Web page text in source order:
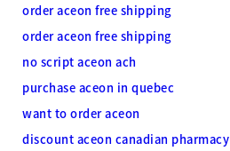
order aceon free shipping
order aceon free shipping
no script aceon ach
purchase aceon in quebec
want to order aceon
discount aceon canadian pharmacy